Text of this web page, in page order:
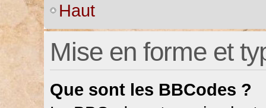
Haut
Mise en forme et
Que sont les BBCodes ?